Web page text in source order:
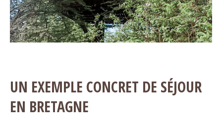
UN EXEMPLE CONCRET DE SÉJOUR
EN BRETAGNE